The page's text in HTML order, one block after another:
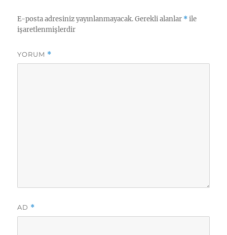
E-posta adresiniz yayınlanmayacak. Gerekli alanlar *ile
işaretlenmişlerdir
YORUM *
AD *